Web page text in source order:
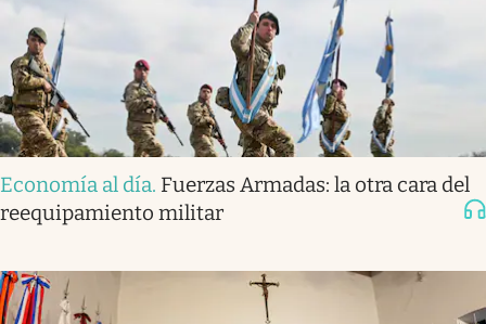
Economía al día. Fuerzas Armadas: la otra cara del
reequipamiento militar